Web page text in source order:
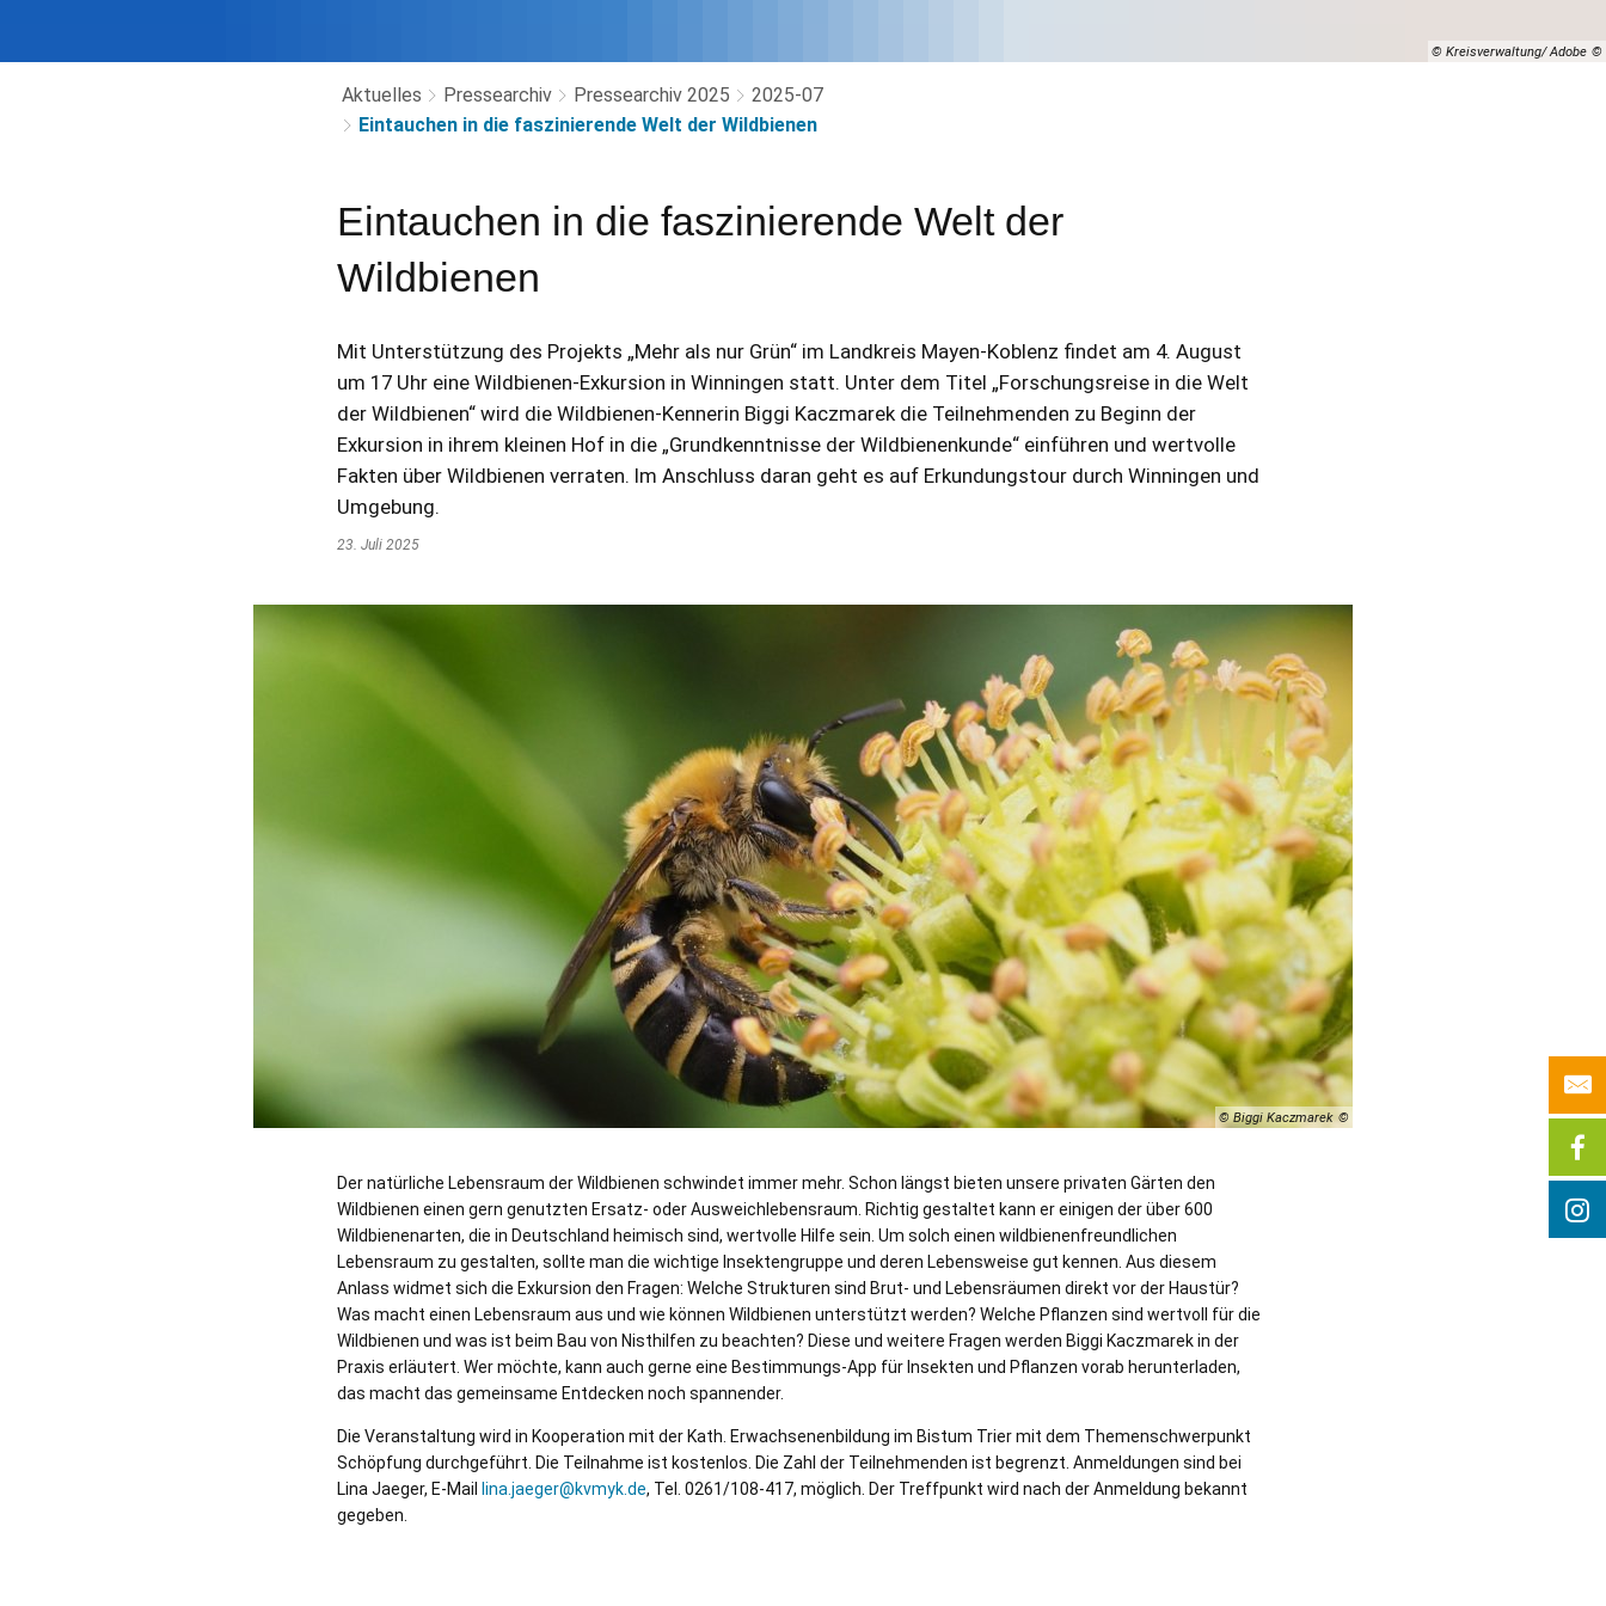
© Kreisverwaltung/ Adobe
Aktuelles Pressearchiv Pressearchiv 2025
2025-07
Eintauchen in die faszinierende Welt der Wildbienen
Eintauchen in die faszinierende Welt der
Wildbienen
Mit Unterstützung des Projekts „Mehr als nur Grün“ im Landkreis Mayen-Koblenz findet am 4. August
um 17 Uhr eine Wildbienen-Exkursion in Winningen statt. Unter dem Titel „Forschungsreise in die Welt
der Wildbienen“ wird die Wildbienen-Kennerin Biggi Kaczmarek die Teilnehmenden zu Beginn der
Exkursion in ihrem kleinen Hof in die „Grundkenntnisse der Wildbienenkunde“ einführen und wertvolle
Fakten über Wildbienen verraten. Im Anschluss daran geht es auf Erkundungstour durch Winningen und
Umgebung.
23. Juli 2025
© Biggi Kaczmarek
Der natürliche Lebensraum der Wildbienen schwindet immer mehr. Schon längst bieten unsere privaten Gärten den
Wildbienen einen gern genutzten Ersatz- oder Ausweichlebensraum. Richtig gestaltet kann er einigen der über 600
Wildbienenarten, die in Deutschland heimisch sind, wertvolle Hilfe sein. Um solch einen wildbienenfreundlichen
Lebensraum zu gestalten, sollte man die wichtige Insektengruppe und deren Lebensweise gut kennen. Aus diesem
Anlass widmet sich die Exkursion den Fragen: Welche Strukturen sind Brut- und Lebensräumen direkt vor der Haustür?
Was macht einen Lebensraum aus und wie können Wildbienen unterstützt werden? Welche Pflanzen sind wertvoll für die
Wildbienen und was ist beim Bau von Nisthilfen zu beachten? Diese und weitere Fragen werden Biggi Kaczmarek in der
Praxis erläutert. Wer möchte, kann auch gerne eine Bestimmungs-App für Insekten und Pflanzen vorab herunterladen,
das macht das gemeinsame Entdecken noch spannender.
Die Veranstaltung wird in Kooperation mit der Kath. Erwachsenenbildung im Bistum Trier mit dem Themenschwerpunkt
Schöpfung durchgeführt. Die Teilnahme ist kostenlos. Die Zahl der Teilnehmenden ist begrenzt. Anmeldungen sind bei
Lina Jaeger, E-Mail
lina.jaeger@kvmyk.de, Tel. 0261/108-417, möglich. Der Treffpunkt wird nach der Anmeldung bekannt
gegeben.